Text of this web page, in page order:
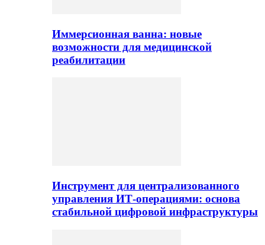
Иммерсионная ванна: новые
возможности для медицинской
реабилитации
Инструмент для централизованного
управления ИТ-операциями: основа
стабильной цифровой инфраструктуры